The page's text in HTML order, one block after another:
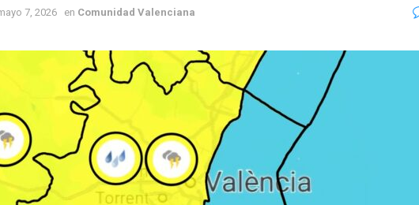
7, 2026 en Comunidad Valenciana